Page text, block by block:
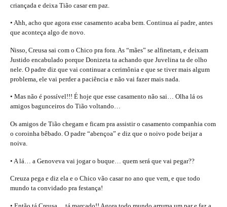
criançada e deixa Tião casar em paz.
• Ahh, acho que agora esse casamento acaba bem. Continua aí padre, antes
que aconteça algo de novo.
Nisso, Creusa sai com o Chico pra fora. As “mães” se alfinetam, e deixam
Justido encabulado porque Donizeta ta achando que Juvelina ta de olho
nele. O padre diz que vai continuar a cerimônia e que se tiver mais algum
problema, ele vai perder a paciência e não vai fazer mais nada.
• Mas não é possível!!! É hoje que esse casamento não sai… Olha lá os
amigos bagunceiros do Tião voltando…
Os amigos de Tião chegam e ficam pra assistir o casamento companhia com
o coroinha bêbado. O padre “abençoa” e diz que o noivo pode beijar a
noiva.
• A lá… a Genoveva vai jogar o buque… quem será que vai pegar??
Creuza pega e diz ela e o Chico vão casar no ano que vem, e que todo
mundo ta convidado pra festança!